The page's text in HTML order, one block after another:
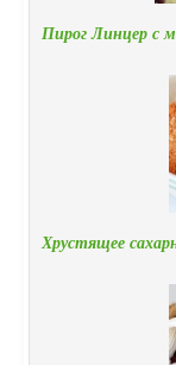
Пирог Линцер с
Хрустящее